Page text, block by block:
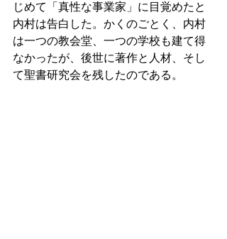
じめて「真性な事業家」に目覚めたと
内村は告白した。かくのごとく、内村
は一つの教会堂、一つの学校も建て得
なかったが、後世に著作と人材、そし
て聖書研究会を残したのである。